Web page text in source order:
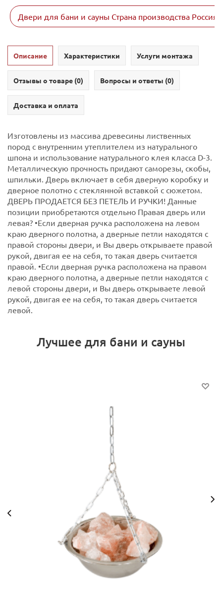
Двери для бани и сауны Страна производства Россия
Описание Характеристики Услуги монтажа
Отзывы о товаре (0) Вопросы и ответы (0)
Доставка и оплата
Изготовлены из массива древесины лиственных
пород с внутренним утеплителем из натурального
шпона и использование натурального клея класса D-3.
Металлическую прочность придают саморезы, скобы,
шпильки. Дверь включает в себя дверную коробку и
дверное полотно с стеклянной вставкой с сюжетом.
ДВЕРЬ ПРОДАЕТСЯ БЕЗ ПЕТЕЛЬ И РУЧКИ! Данные
позиции приобретаются отдельно Правая дверь или
левая? •Если дверная ручка расположена на левом
краю дверного полотна, а дверные петли находятся с
правой стороны двери, и Вы дверь открываете правой
рукой, двигая ее на себя, то такая дверь считается
правой. •Если дверная ручка расположена на правом
краю дверного полотна, а дверные петли находятся с
левой стороны двери, и Вы дверь открываете левой
рукой, двигая ее на себя, то такая дверь считается
левой.
Лучшее для бани и сауны